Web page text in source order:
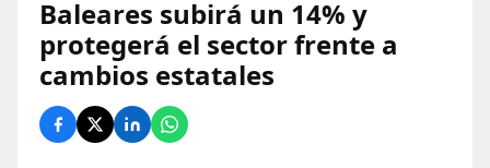
Baleares subirá un 14% y
protegerá el sector frente a
cambios estatales